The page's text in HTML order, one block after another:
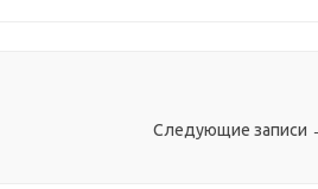
Следующие записи